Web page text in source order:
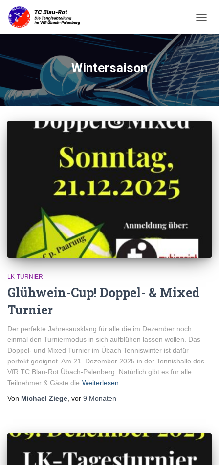
Wintersaison
LK-TURNIER
Glühwein-Cup! Doppel- & Mixed
Turnier
Der perfekte Jahresausklang für alle die im Dezember noch
einmal den Turniermodus in sich aufblühen lassen wollen. Das
Doppel- und Mixed Turnier im Übach Tenniswinter ist dafür
perfekt geeignet. Am 21. Dezember 2025 in der Tennishalle des
VfR TC Blau-Rot Übach-Palenberg. Natürlich gibt es für alle
Teilnehmer & Gäste die Weiterlesen
Von Michael Ziege , vor 9 Monaten